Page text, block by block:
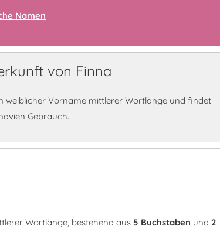
Namen
von Finna
weiblicher Vorname mittlerer Wortlänge und findet
Gebrauch.
Wortlänge, bestehend aus 5 Buchstaben und 2